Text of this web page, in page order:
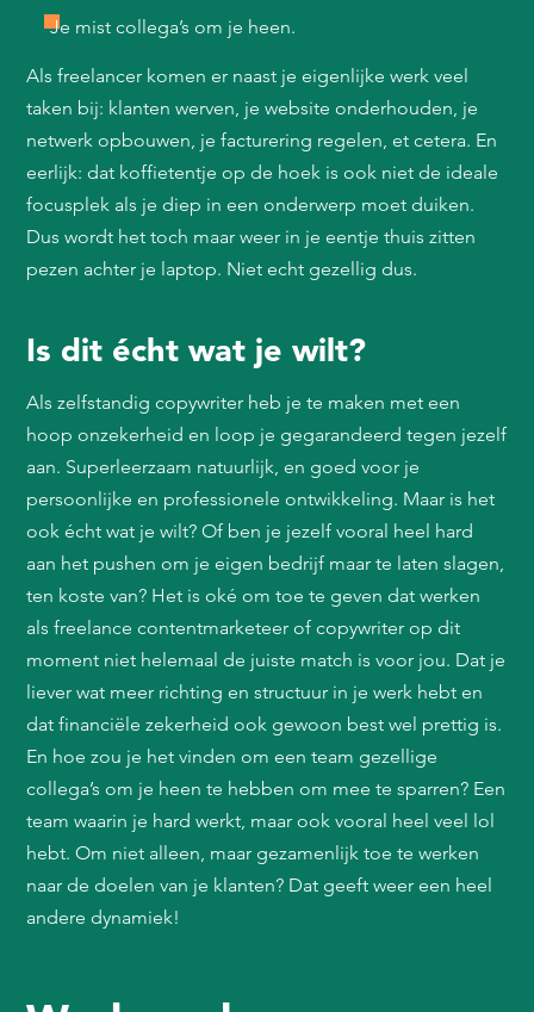
Je mist collega’s om je heen.
Als freelancer komen er naast je eigenlijke werk veel
taken bij: klanten werven, je website onderhouden, je
netwerk opbouwen, je facturering regelen, et cetera. En
eerlijk: dat koffietentje op de hoek is ook niet de ideale
focusplek als je diep in een onderwerp moet duiken.
Dus wordt het toch maar weer in je eentje thuis zitten
pezen achter je laptop. Niet echt gezellig dus.
Is dit écht wat je wilt?
Als zelfstandig copywriter heb je te maken met een
hoop onzekerheid en loop je gegarandeerd tegen jezelf
aan. Superleerzaam natuurlijk, en goed voor je
persoonlijke en professionele ontwikkeling. Maar is het
ook écht wat je wilt? Of ben je jezelf vooral heel hard
aan het pushen om je eigen bedrijf maar te laten slagen,
ten koste van? Het is oké om toe te geven dat werken
als freelance contentmarketeer of copywriter op dit
moment niet helemaal de juiste match is voor jou. Dat je
liever wat meer richting en structuur in je werk hebt en
dat financiële zekerheid ook gewoon best wel prettig is.
En hoe zou je het vinden om een team gezellige
collega’s om je heen te hebben om mee te sparren? Een
team waarin je hard werkt, maar ook vooral heel veel lol
hebt. Om niet alleen, maar gezamenlijk toe te werken
naar de doelen van je klanten? Dat geeft weer een heel
andere dynamiek!